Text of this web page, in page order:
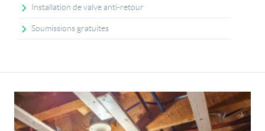
Installation de valve anti-retour
Soumissions gratuites